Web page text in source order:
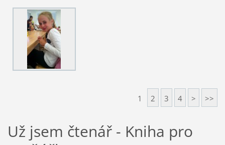
1 2 3 4 > >>
Už jsem čtenář - Kniha pro